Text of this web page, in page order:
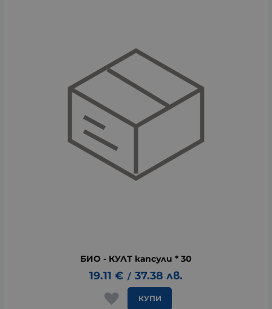
БИО - КУЛТ капсули * 30
19.11 € / 37.38 лв.
КУПИ